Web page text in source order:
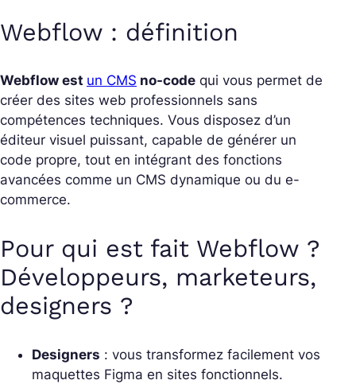
Webflow : définition
Webflow est un CMS no-code qui vous permet de
créer des sites web professionnels sans
compétences techniques. Vous disposez d’un
éditeur visuel puissant, capable de générer un
code propre, tout en intégrant des fonctions
avancées comme un CMS dynamique ou du e-
commerce.
Pour qui est fait Webflow ?
Développeurs, marketeurs,
designers ?
Designers : vous transformez facilement vos
maquettes Figma en sites fonctionnels.